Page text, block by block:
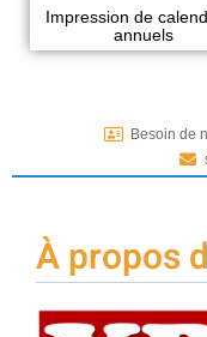
Impression de
annuels
Besoin de
À propos